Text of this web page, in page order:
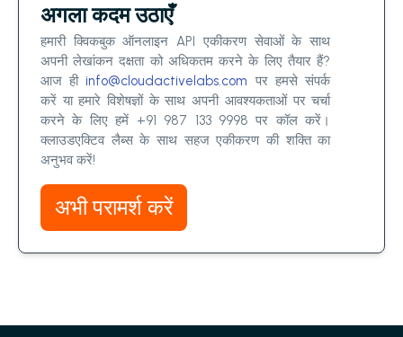
अगला कदम उठाएँ
हमारी क्विकबुक ऑनलाइन API एकीकरण सेवाओं के साथ
अपनी लेखांकन दक्षता को अधिकतम करने के लिए तैयार हैं?
आज ही info@cloudactivelabs.com पर हमसे संपर्क
करें या हमारे विशेषज्ञों के साथ अपनी आवश्यकताओं पर चर्चा
करने के लिए हमें +91 987 133 9998 पर कॉल करें।
क्लाउडएक्टिव लैब्स के साथ सहज एकीकरण की शक्ति का
अनुभव करें!
अभी परामर्श करें